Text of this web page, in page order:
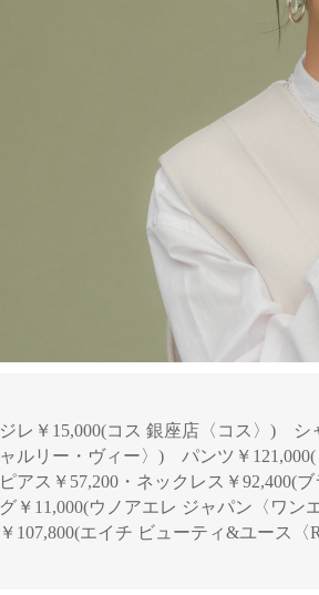
ジレ￥15,000(コス 銀座店〈コス〉) シ
ャルリー・ヴィー〉) パンツ￥
ピアス￥57,200・ネックレス￥
グ￥11,000(ウノアエレ ジャパン〈ワ
￥107,800(エイチ ビューティ&ユース